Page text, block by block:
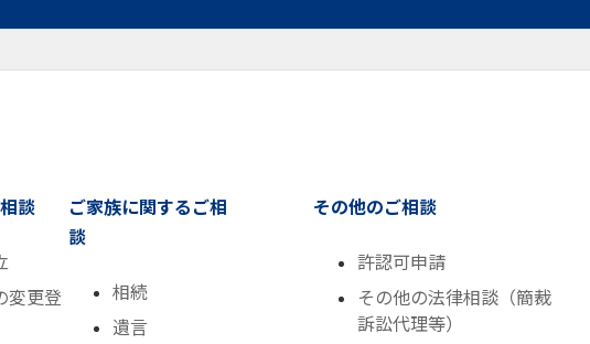
談
変更登
ご家族に関するご相
談
相続
遺言
その他のご相談
許認可申請
その他の法律相談（簡裁
訴訟代理等）